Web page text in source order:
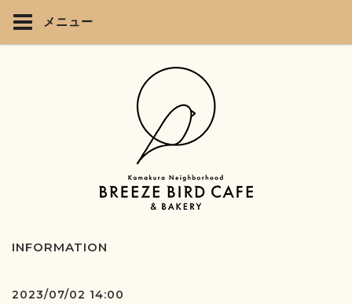
メニュー
INFORMATION
2023/07/02 14:00